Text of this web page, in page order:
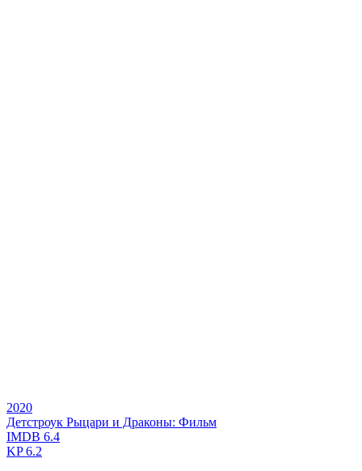
2020
Детстроук Рыцари и Драконы: Фильм
IMDB 6.4
KP6.2